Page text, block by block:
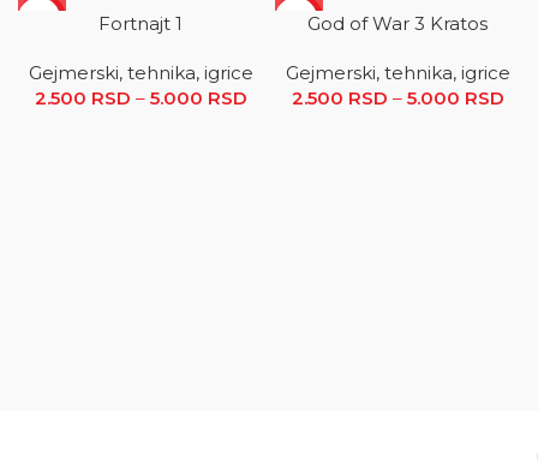
Fortnajt 1
Gejmerski, tehnika, igrice
2.500 RSD – 5.000 RSD
Raspon cena: od 2.500 RSD
SALEGod of War 3 Kratos
Gejmerski, tehnika, igrice
2.500 RSD – 5.000 RSD